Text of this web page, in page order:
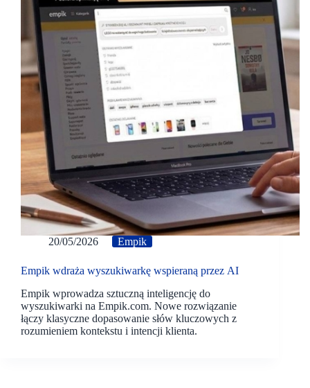
20/05/2026 Empik
Empik wdraża wyszukiwarkę wspieraną przez AI
Empik wprowadza sztuczną inteligencję do
wyszukiwarki na Empik.com. Nowe rozwiązanie
łączy klasyczne dopasowanie słów kluczowych z
rozumieniem kontekstu i intencji klienta.